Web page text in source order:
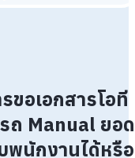
ขอเอกสารโอที
ถ Manual ยอด
พนักงานได้หรือ